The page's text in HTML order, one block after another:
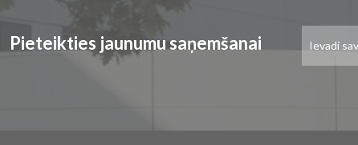
Pieteikties jaunumu saņemšanai
jaunumu